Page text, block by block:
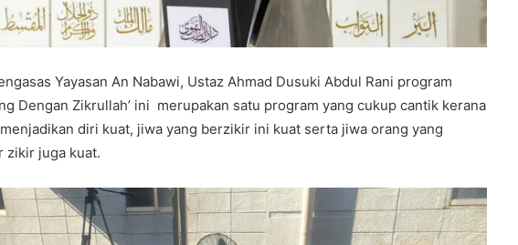
Yayasan An Nabawi, Ustaz Ahmad Dusuki Abdul Rani program
Dengan Zikrullah’ ini merupakan satu program yang cukup cantik kerana
diri kuat, jiwa yang berzikir ini kuat serta jiwa orang yang
zikir juga kuat.